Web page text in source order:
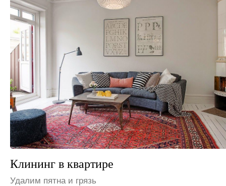
Клининг на даче
Устраним неприятные запахи